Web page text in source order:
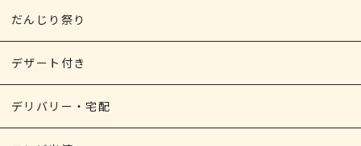
だんじり祭り
デザート付き
デリバリー・宅配